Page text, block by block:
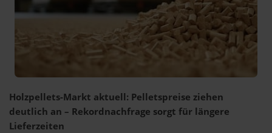
Holzpellets-Markt aktuell: Pelletspreise ziehen
deutlich an – Rekordnachfrage sorgt für längere
Lieferzeiten